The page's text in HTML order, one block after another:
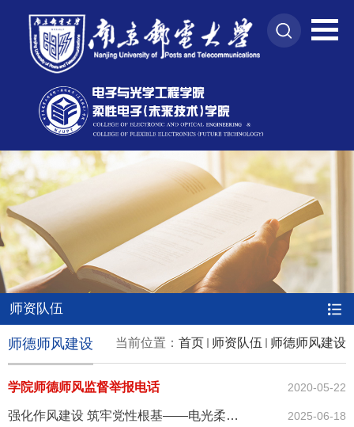
师资队伍
当前位置： 首页 师资队伍 师德师风建设
师德师风建设
学院师德师风监督举报电话 2020-05-22
强化作风建设 筑牢党性根基——电光柔学院教工第一党支部书记讲学... 2025-06-18